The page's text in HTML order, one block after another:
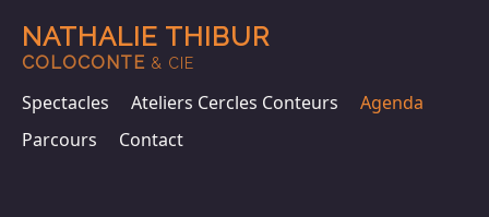
NATHALIE THIBUR
COLOCONTE & CIE
Spectacles Ateliers Cercles Conteurs
Agenda
Parcours
Contact